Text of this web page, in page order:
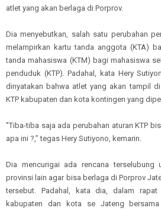
atlet yang akan berlaga di Porprov.
Dia menyebutkan, salah satu perubahan
melampirkan kartu tanda anggota (KTA)
tanda mahasiswa (KTM) bagi mahasiswa
penduduk (KTP). Padahal, kata Hery
dinyatakan bahwa atlet yang akan tampil
KTP kabupaten dan kota kontingen yang
‘’Tiba-tiba saja ada perubahan aturan KTP
apa ini ?,’’ tegas Hery Sutiyono, kemarin.
Dia mencurigai ada rencana terselubung
provinsi lain agar bisa berlaga di Porprov
tersebut. Padahal, kata dia, dalam rapat
kabupaten dan kota se Jateng